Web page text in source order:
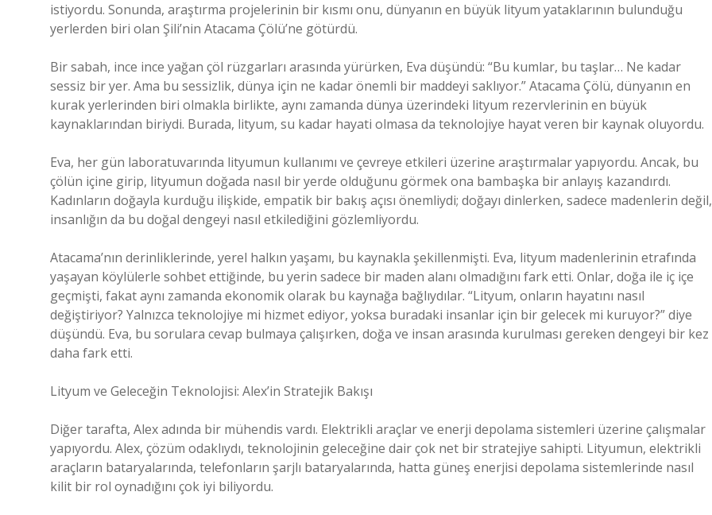
istiyordu. Sonunda, araştırma projelerinin bir kısmı onu, dünyanın en büyük lityum yataklarının bulunduğu
yerlerden biri olan Şili’nin Atacama Çölü’ne götürdü.
Bir sabah, ince ince yağan çöl rüzgarları arasında yürürken, Eva düşündü: “Bu kumlar, bu taşlar… Ne kadar
sessiz bir yer. Ama bu sessizlik, dünya için ne kadar önemli bir maddeyi saklıyor.” Atacama Çölü, dünyanın en
kurak yerlerinden biri olmakla birlikte, aynı zamanda dünya üzerindeki lityum rezervlerinin en büyük
kaynaklarından biriydi. Burada, lityum, su kadar hayati olmasa da teknolojiye hayat veren bir kaynak oluyordu.
Eva, her gün laboratuvarında lityumun kullanımı ve çevreye etkileri üzerine araştırmalar yapıyordu. Ancak, bu
çölün içine girip, lityumun doğada nasıl bir yerde olduğunu görmek ona bambaşka bir anlayış kazandırdı.
Kadınların doğayla kurduğu ilişkide, empatik bir bakış açısı önemliydi; doğayı dinlerken, sadece madenlerin değil,
insanlığın da bu doğal dengeyi nasıl etkilediğini gözlemliyordu.
Atacama’nın derinliklerinde, yerel halkın yaşamı, bu kaynakla şekillenmişti. Eva, lityum madenlerinin etrafında
yaşayan köylülerle sohbet ettiğinde, bu yerin sadece bir maden alanı olmadığını fark etti. Onlar, doğa ile iç içe
geçmişti, fakat aynı zamanda ekonomik olarak bu kaynağa bağlıydılar. “Lityum, onların hayatını nasıl
değiştiriyor? Yalnızca teknolojiye mi hizmet ediyor, yoksa buradaki insanlar için bir gelecek mi kuruyor?” diye
düşündü. Eva, bu sorulara cevap bulmaya çalışırken, doğa ve insan arasında kurulması gereken dengeyi bir kez
daha fark etti.
Lityum ve Geleceğin Teknolojisi: Alex’in Stratejik Bakışı
Diğer tarafta, Alex adında bir mühendis vardı. Elektrikli araçlar ve enerji depolama sistemleri üzerine çalışmalar
yapıyordu. Alex, çözüm odaklıydı, teknolojinin geleceğine dair çok net bir stratejiye sahipti. Lityumun, elektrikli
araçların bataryalarında, telefonların şarjlı bataryalarında, hatta güneş enerjisi depolama sistemlerinde nasıl
kilit bir rol oynadığını çok iyi biliyordu.